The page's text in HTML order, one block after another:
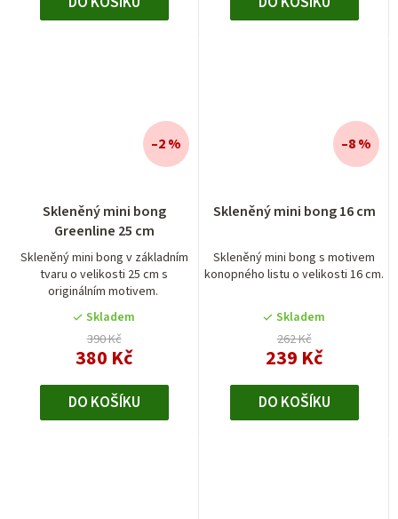
Skleněný mini bong
Greenline 25 cm
Skleněný mini bong v základním
tvaru o velikosti 25 cm s
originálním motivem.
Skladem
390 Kč
380 Kč
–2 %
DO KOŠÍKU
Skleněný mini bong 16 cm
Skleněný mini bong s motivem
konopného listu o velikosti 16 cm.
Skladem
262 Kč
239 Kč
–8 %
DO KOŠÍKU